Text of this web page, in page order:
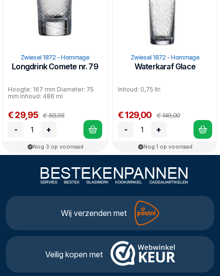
Zwiesel 1872 - Hommage
Longdrink Comete nr. 79
Hoogte: 167 mm Diameter: 75
mm Inhoud: 486 ml
€ 29,95 € 59,95
- +
Nog 3 op voorraad
Zwiesel 1872 - Hommage
Waterkaraf Glace
Inhoud: 0,75 ltr.
€ 129,00 € 149,00
- +
Nog 1 op voorraad
Wij verzenden met
Veilig kopen met